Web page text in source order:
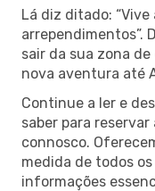
Lá diz ditado:
arrependimentos”.
sair da sua zona
nova aventura até
Continue a ler e
saber para
connosco.
medida de todos
informações